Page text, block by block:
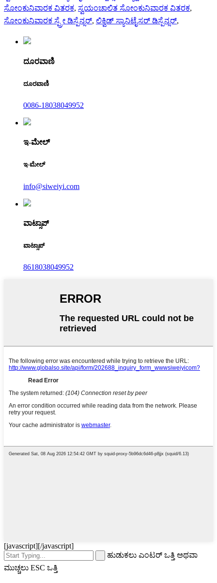
ಸೋಂಕುನಿವಾರಕ ವಿತರಕ, ಸ್ವಯಂಚಾಲಿತ ಸೋಂಕುನಿವಾರಕ ವಿತರಕ,
ಸೋಂಕುನಿವಾರಕ ಸ್ಪ್ರೇ ಡಿಸ್ಪೆನ್ಸರ್, ಲಿಕ್ವಿಡ್ ಸ್ಯಾನಿಟೈಸರ್ ಡಿಸ್ಪೆನ್ಸರ್,
ದೂರವಾಣಿ
ದೂರವಾಣಿ
0086-18038049952
ಇ-ಮೇಲ್
ಇ-ಮೇಲ್
info@siweiyi.com
ವಾಟ್ಸಾಪ್
ವಾಟ್ಸಾಪ್
8618038049952
[javascript][/javascript]
ಹುಡುಕಲು ಎಂಟರ್ ಒತ್ತಿ ಅಥವಾ
ಮುಚ್ಚಲು ESC ಒತ್ತಿ